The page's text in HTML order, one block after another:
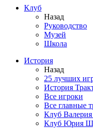
Клуб
Назад
Руководство
Музей
Школа
История
Назад
25 лучших
История
Все игроки
Все главные
Клуб Валерия
Клуб Юрия